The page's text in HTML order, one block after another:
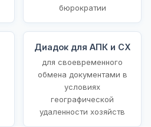
бюрократии
Диадок для АПК и СХ
для своевременного
обмена документами в
условиях
географической
удаленности хозяйств